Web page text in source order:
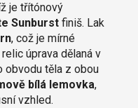
je třítónový
Sunburstfiniš. Lak
, což je mírné
úprava dělaná v
obvodu těla z obou
bílá lemovka,
vzhled.